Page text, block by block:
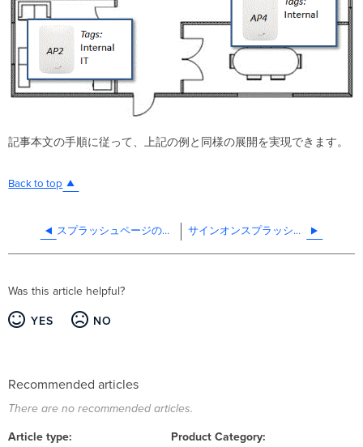
記事本文の手順に従って、上記の例と同様の展開を実現できます。
Back to top
スプラッシュページの通信の流れとトラブルシューティング サインオンスプラッシュページを使用したMACアドレスによる無線アクセス制限
Was this article helpful?
YES NO
Recommended articles
There are no recommended articles.
Article type
Product Category